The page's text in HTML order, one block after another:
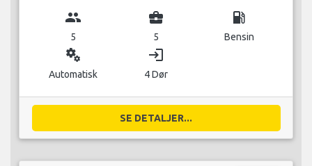
group
5
business_center
5
local_gas_station
Bensin
miscellaneous_services
Automatisk
login
4 Dør
SE DETALJER...